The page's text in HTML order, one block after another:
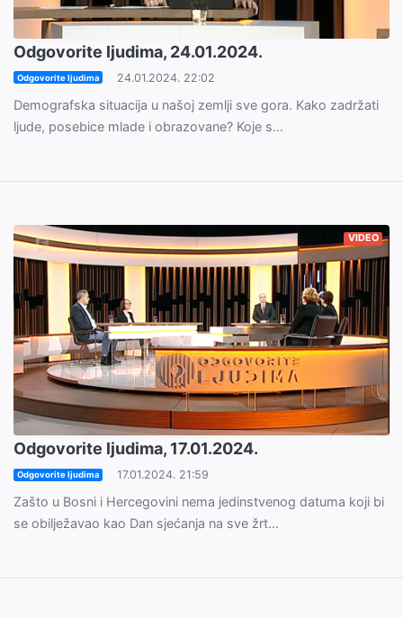
Odgovorite ljudima, 24.01.2024.
Odgovorite ljudima 24.01.2024. 22:02
Demografska situacija u našoj zemlji sve gora. Kako zadržati
ljude, posebice mlade i obrazovane? Koje s...
VIDEO
Odgovorite ljudima, 17.01.2024.
Odgovorite ljudima 17.01.2024. 21:59
Zašto u Bosni i Hercegovini nema jedinstvenog datuma koji bi
se obilježavao kao Dan sjećanja na sve žrt...